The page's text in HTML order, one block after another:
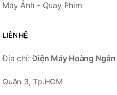
Máy Ảnh - Quay Phim
LIÊN HỆ
Địa chỉ:Điện Máy Hoàng Ngân
Quận 3, Tp.HCM